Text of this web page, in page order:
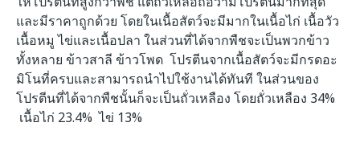
และมีราคาถูกด้วย โดยในเนื้อสัตว์จะมีมากในเนื้อไก่ เนื้อวัว
เนื้อหมู ไข่และเนื้อปลา ในส่วนที่ได้จากพืชจะเป็นพวกข้าว
ทั้งหลาย ข้าวสาลี ข้าวโพด โปรตีนจากเนื้อสัตว์จะมีกรดอะ
มิโนที่ครบและสามารถนำไปใช้งานได้ทันที ในส่วนของ
โปรตีนที่ได้จากพืชนั้นก็จะเป็นถั่วเหลือง โดยถั่วเหลือง 34%
เนื้อไก่ 23.4% ไข่ 13%